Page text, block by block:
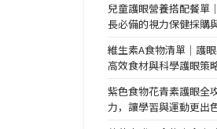
兒童護眼營養搭配餐單
長必備的視力保健採購
維生素A食物清單｜護
高效食材與科學護眼策
紫色食物花青素護眼全
力，讓學習與運動更出